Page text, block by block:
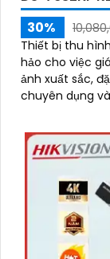
30%
Thiết bị thu
hảo cho việc
ảnh xuất sắc, đặc biệt
chuyên dụng